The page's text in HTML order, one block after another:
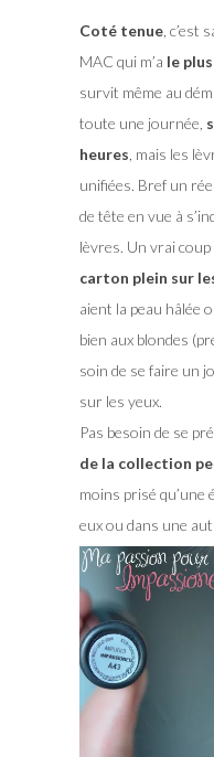
Coté tenue, c’est
MAC qui m’a le
survit même au
toute une journée,
heures , mais les
unifiées. Bref un
de tête en vue à
lèvres. Un vrai
carton plein sur
aient la peau hâlée
bien aux blondes
soin de se faire un
sur les yeux.
Pas besoin de se
de la collection
moins prisé qu’une
eux ou dans une